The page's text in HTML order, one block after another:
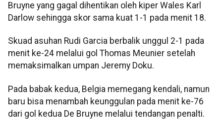
Bruyne yang gagal dihentikan oleh kiper Wales Karl
Darlow sehingga skor sama kuat 1-1 pada menit 18.
Skuad asuhan Rudi Garcia berbalik unggul 2-1 pada
menit ke-24 melalui gol Thomas Meunier setelah
memaksimalkan umpan Jeremy Doku.
Pada babak kedua, Belgia memegang kendali, namun
baru bisa menambah keunggulan pada menit ke-76
dari gol kedua De Bruyne melalui tendangan penalti.